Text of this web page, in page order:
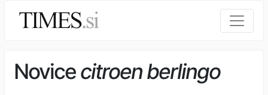
Novicecitroen berlingo